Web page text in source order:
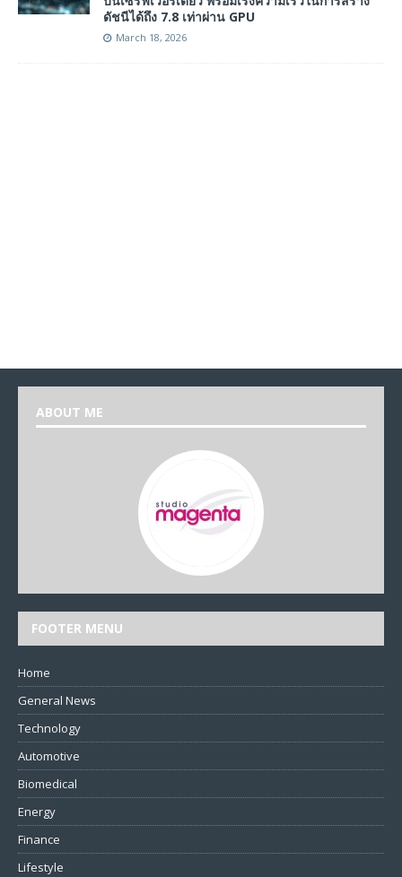
ดัชนีได้ถึง 7.8 เท่าผ่าน GPU
March 18, 2026
ABOUT ME
FOOTER MENU
Home
General News
Technology
Automotive
Biomedical
Energy
Finance
Lifestyle